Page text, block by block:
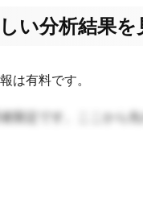
い分析結果を
は有料です。
限定です。ここから